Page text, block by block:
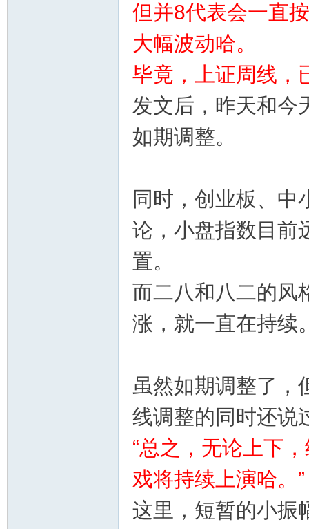
但并8代表会一直
大幅波动哈。
毕竟，上证周线，
发文后，昨天和今
如期调整。
同时，创业板、中
论，小盘指数目前
置。
而二八和八二的风
涨，就一直在持续
虽然如期调整了，
线调整的同时还说
“总之，无论上下
戏将持续上演哈。”
这里，短暂的小振